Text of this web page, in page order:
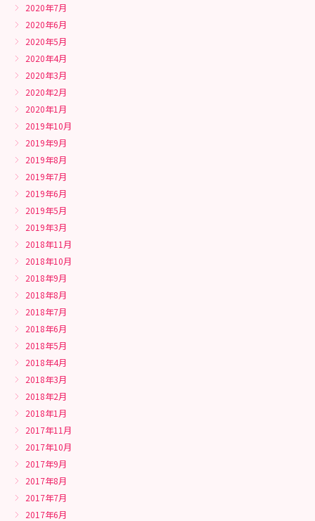
2020年7月
2020年6月
2020年5月
2020年4月
2020年3月
2020年2月
2020年1月
2019年10月
2019年9月
2019年8月
2019年7月
2019年6月
2019年5月
2019年3月
2018年11月
2018年10月
2018年9月
2018年8月
2018年7月
2018年6月
2018年5月
2018年4月
2018年3月
2018年2月
2018年1月
2017年11月
2017年10月
2017年9月
2017年8月
2017年7月
2017年6月